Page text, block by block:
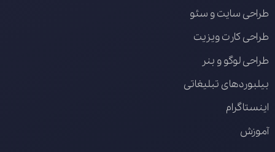
طراحی سایت و سئو
طراحی کارت ویزیت
طراحی لوگو و بنر
بیلبوردهای تبلیغاتی
اینستاگرام
آموزش